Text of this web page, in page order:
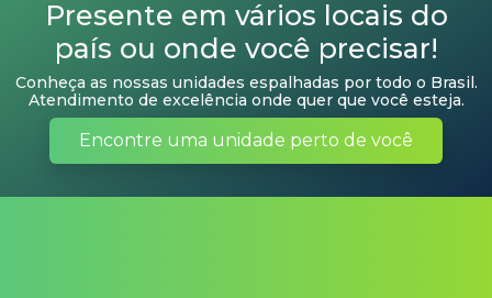
Presente em vários locais do
país ou onde você precisar!
Conheça as nossas unidades espalhadas por todo o Brasil.
Atendimento de excelência onde quer que você esteja.
Encontre uma unidade perto de você